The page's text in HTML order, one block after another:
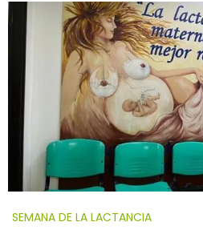
SEMANA DE LA LACTANCIA